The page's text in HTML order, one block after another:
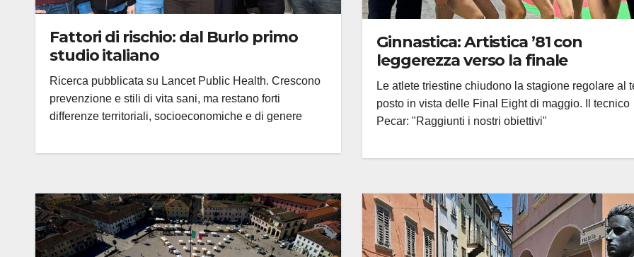
Fattori di rischio: dal Burlo primo
studio italiano
Ricerca pubblicata su Lancet Public Health. Crescono
prevenzione e stili di vita sani, ma restano forti
differenze territoriali, socioeconomiche e di genere
Ginnastica: Artistica ’81 con
leggerezza verso la finale
Le atlete triestine chiudono la stagione regolare al
posto in vista delle Final Eight di maggio. Il tecnico
Pecar: "Raggiunti i nostri obiettivi"